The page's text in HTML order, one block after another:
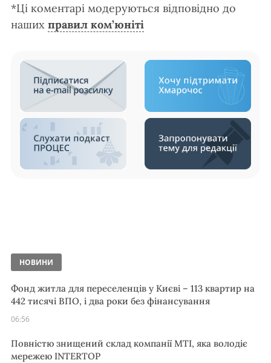
*Ці коментарі модеруються відповідно до
наших правил ком’юніті
НОВИНИ
Фонд житла для переселенців у Києві – 113 квартир на
442 тисячі ВПО, і два роки без фінансування
06:56
Повністю знищений склад компанії MTI, яка володіє
мережею INTERTOP